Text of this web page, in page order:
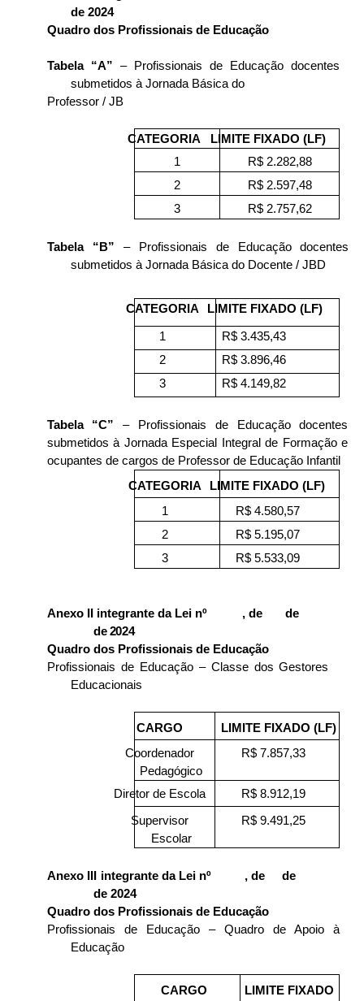
de 2024
Quadro dos Profissionais de Educação
Tabela “A” – Profissionais de Educação docentes
submetidos à Jornada Básica do
Professor / JB
CATEGORIA
LIMITE FIXADO (LF)
1
R$ 2.282,88
2
R$ 2.597,48
3
R$ 2.757,62
Tabela “B” – Profissionais de Educação docentes
submetidos à Jornada Básica do Docente / JBD
CATEGORIA LIMITE FIXADO (LF)
1
R$ 3.435,43
2
R$ 3.896,46
3
R$ 4.149,82
Tabela “C”
– Profissionais de Educação docentes
submetidos à Jornada Especial Integral de Formação e
ocupantes de cargos de Professor de Educação Infantil
CATEGORIA
LIMITE FIXADO (LF)
1
R$ 4.580,57
2
R$ 5.195,07
3
R$ 5.533,09
Anexo II integrante da Lei nº , de de
de2024
Quadro dos Profissionais de Educação
Profissionais de Educação – Classe dos Gestores
Educacionais
CARGO
LIMITE FIXADO (LF)
Coordenador
Pedagógico
R$ 7.857,33
Diretor de Escola R$ 8.912,19
Supervisor
Escolar
R$ 9.491,25
Anexo III integrante da Lei nº , de de
de 2024
Quadro dos Profissionais de Educação
Profissionais de Educação – Quadro de Apoio à
Educação
CARGO
LIMITE FIXADO